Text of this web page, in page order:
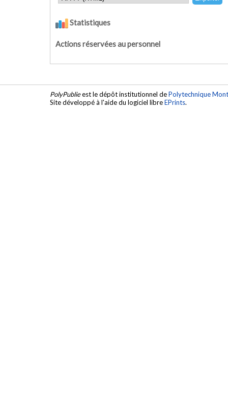
Statistiques
Actions réservées au personnel
PolyPublieest le dépôt institutionnel dePolytechnique
Site développé à l'aide du logiciel libreEPrints.